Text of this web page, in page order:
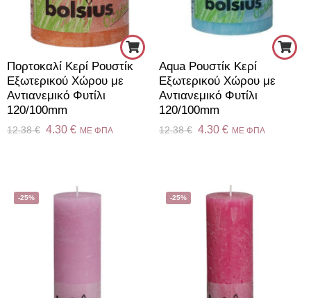
Πορτοκαλί Κερί Ρουστίκ
Εξωτερικού Χώρου με
Αντιανεμικό Φυτίλι
120/100mm
12.38€ 4.30 € ME ΦΠΑ
Aqua Ρουστίκ Κερί
Εξωτερικού Χώρου με
Αντιανεμικό Φυτίλι
120/100mm
12.38€ 4.30 € ME ΦΠΑ
-25% -25%